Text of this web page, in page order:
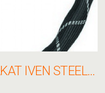
ABUS GÖRGŐS LAKAT IVEN STEEL-O-FLEX 8200/110